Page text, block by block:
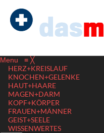
Menu ≡ ╳
HERZ+KREISLAUF
KNOCHEN+GELENKE
HAUT+HAARE
MAGEN+DARM
KOPF+KÖRPER
FRAUEN+MÄNNER
GEIST+SEELE
WISSENWERTES